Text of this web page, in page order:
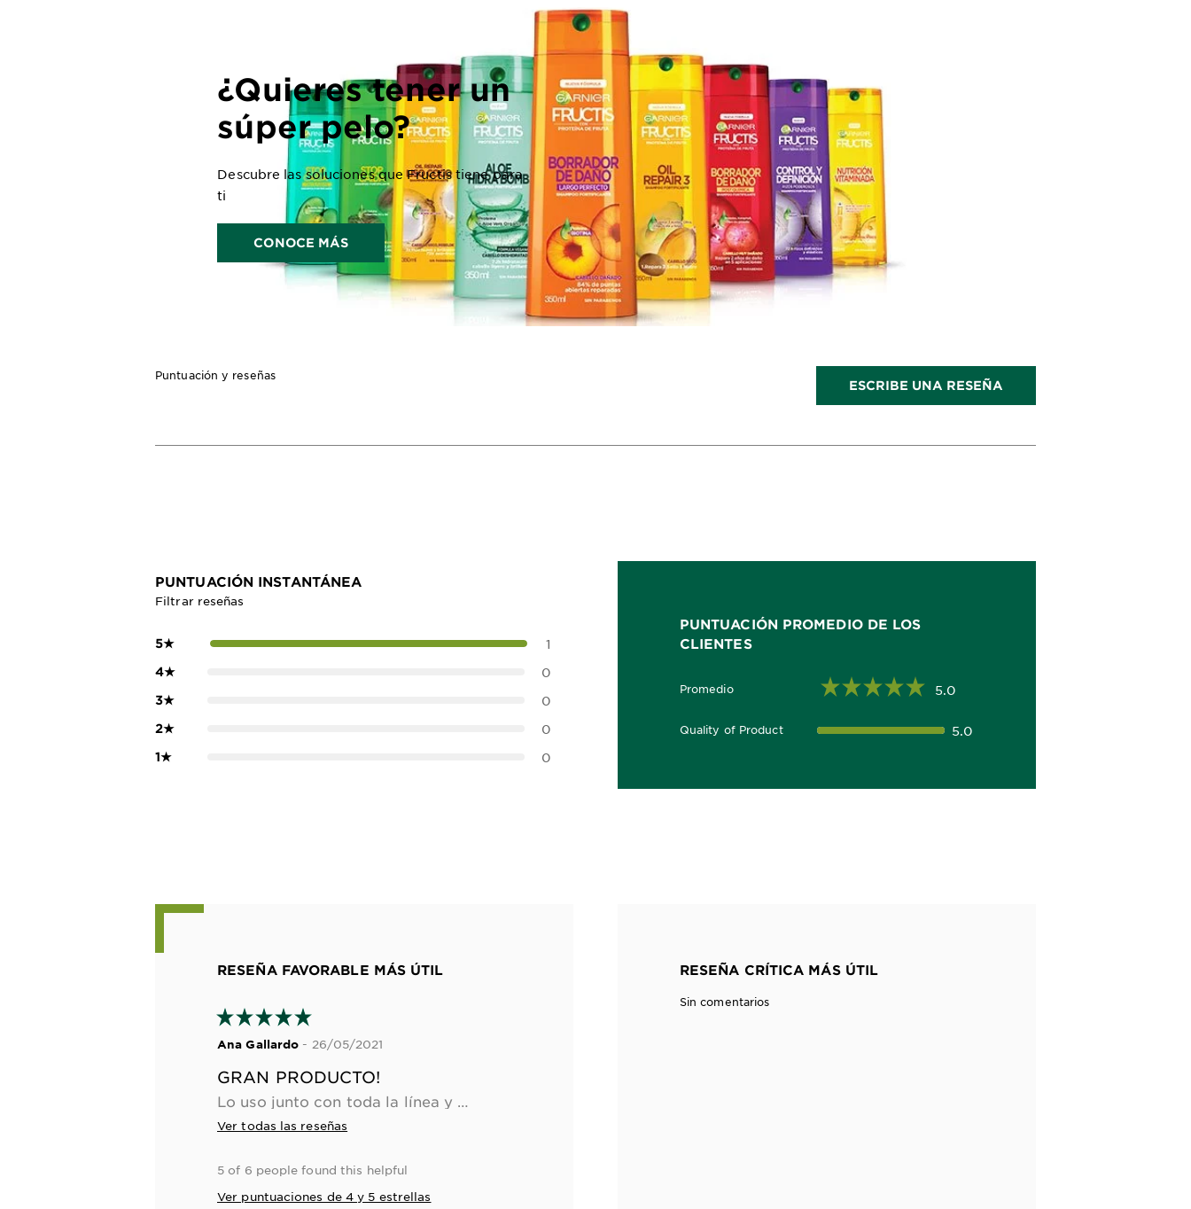
¿Quieres tener un
súper pelo?
Descubre las soluciones que Fructis tiene para
ti
CONOCE MÁS
Puntuación y reseñas
ESCRIBE UNA RESEÑA
PUNTUACIÓN INSTANTÁNEA
Filtrar reseñas
5★ 1
4★ 0
3★ 0
2★ 0
1★ 0
PUNTUACIÓN PROMEDIO DE LOS
CLIENTES
Promedio
5.0 out of 5 stars 5.0
Quality of Product
5.0 out of 5 stars 5.0
RESEÑA FAVORABLE MÁS ÚTIL
Ana Gallardo - 26/05/2021
GRAN PRODUCTO!
Lo uso junto con toda la línea y me deja el cabello súper suave y manejable. Me encanta!
Ver todas las reseñas
5 of 6 people found this helpful
Ver puntuaciones de 4 y 5 estrellas
RESEÑA CRÍTICA MÁS ÚTIL
Sin comentarios